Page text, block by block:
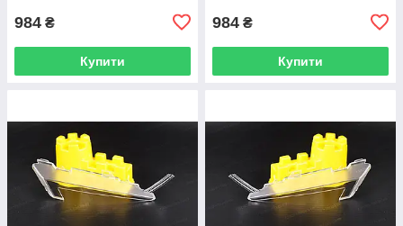
984 ₴
Купити
984 ₴
Купити